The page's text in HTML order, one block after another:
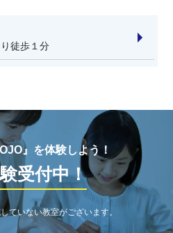
徒歩１分
』を体験しよう！
受付中！
ていない教室がございます。